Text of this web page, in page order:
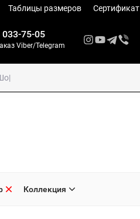
Таблицы размеров Сертификат
75-05
Viber/Telegram
Коллекция